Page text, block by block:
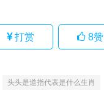
打赏 8赞
头头是道指代表是什么生肖